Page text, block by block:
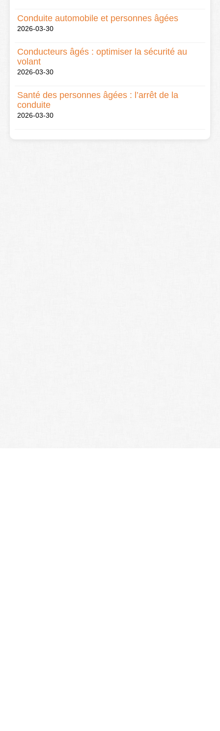
Conduite automobile et personnes âgées
2026-03-30
Conducteurs âgés : optimiser la sécurité au
volant
2026-03-30
Santé des personnes âgées : l’arrêt de la
conduite
2026-03-30